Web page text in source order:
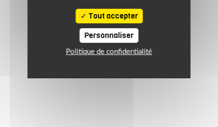
Tout accepter
Personnaliser
Politique de confidentialité